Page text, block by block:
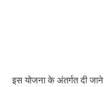
इस योजना के अंतर्गत दी